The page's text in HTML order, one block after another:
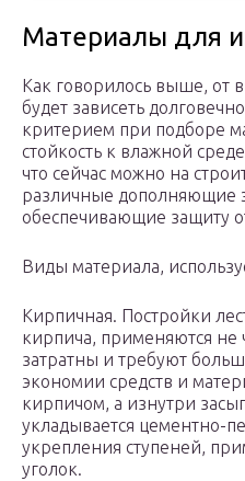
Материалы для
Как говорилось выше, от
будет зависеть
критерием при подборе
стойкость к влажной
что сейчас можно на
различные дополняющие
обеспечивающие защиту
Виды материала,
Кирпичная. Постройки
кирпича, применяются не
затратны и требуют
экономии средств и
кирпичом, а изнутри
укладывается цементно-
укрепления ступеней,
уголок.